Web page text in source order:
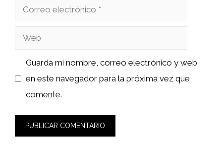
Correo
Web
Guarda mi nombre, correo electrónico y web
en este navegador para la próxima vez que
comente.